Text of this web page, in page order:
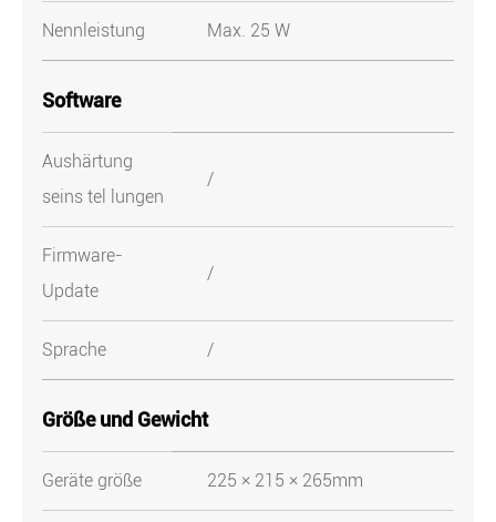
Nennleistung Max. 25 W
Software
Aushärtung
seins tel lungen
/
Firmware-
Update
/
Sprache /
Größe und Gewicht
Geräte größe 225 × 215 × 265mm